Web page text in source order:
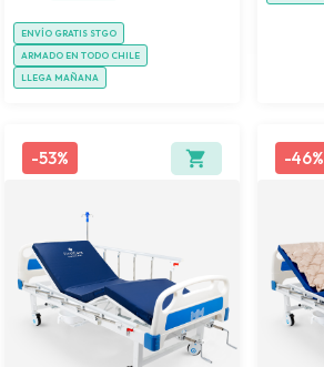
ENVÍO GRATIS STGO
ARMADO EN TODO CHILE
LLEGA MAÑANA
-53% -46%